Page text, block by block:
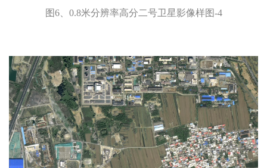
图6、0.8米分辨率高分二号卫星影像样图-4